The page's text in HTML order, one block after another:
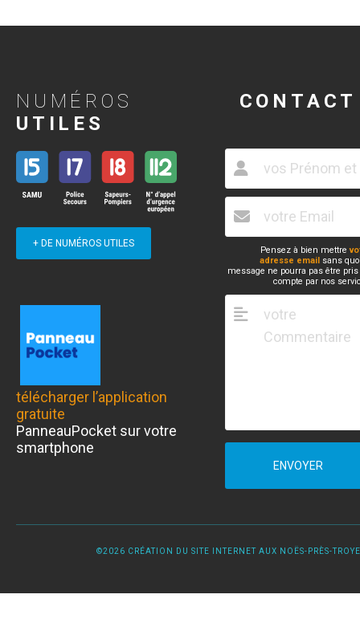
NUMÉROS
UTILES
+ DE NUMÉROS UTILES
télécharger l’application
gratuite
PanneauPocket sur votre
smartphone
CONTACT
Pensez à bien mettre
adresse email sans
message ne pourra pas être
compte par nos
ENVOYER
©2026 CRÉATION DU SITE INTERNET AUX NOËS-PRÈS-